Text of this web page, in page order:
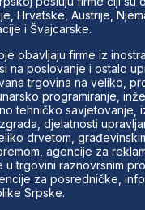
Hrvatske, Austrije,
i Švajcarske.
obavljaju firme iz
na poslovanje i ostalo
trgovina na veliko,
programiranje,
tehničko savjetovanje,
djelatnosti
drvetom,
agencije za
trgovini raznovrsnim
za posredničke,
Srpske.